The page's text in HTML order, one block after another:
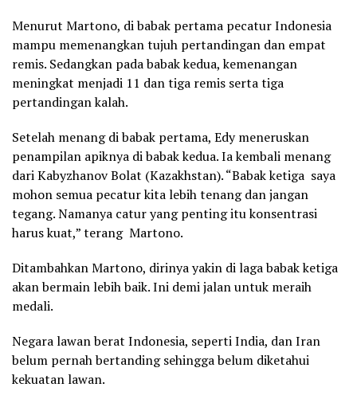
Menurut Martono, di babak pertama pecatur Indonesia
mampu memenangkan tujuh pertandingan dan empat
remis. Sedangkan pada babak kedua, kemenangan
meningkat menjadi 11 dan tiga remis serta tiga
pertandingan kalah.
Setelah menang di babak pertama, Edy meneruskan
penampilan apiknya di babak kedua. Ia kembali menang
dari Kabyzhanov Bolat (Kazakhstan). “Babak ketiga saya
mohon semua pecatur kita lebih tenang dan jangan
tegang. Namanya catur yang penting itu konsentrasi
harus kuat,” terang Martono.
Ditambahkan Martono, dirinya yakin di laga babak ketiga
akan bermain lebih baik. Ini demi jalan untuk meraih
medali.
Negara lawan berat Indonesia, seperti India, dan Iran
belum pernah bertanding sehingga belum diketahui
kekuatan lawan.